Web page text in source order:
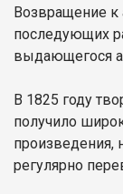
Возвращение к
последующих
выдающегося
В 1825 году
получило
произведения,
регулярно